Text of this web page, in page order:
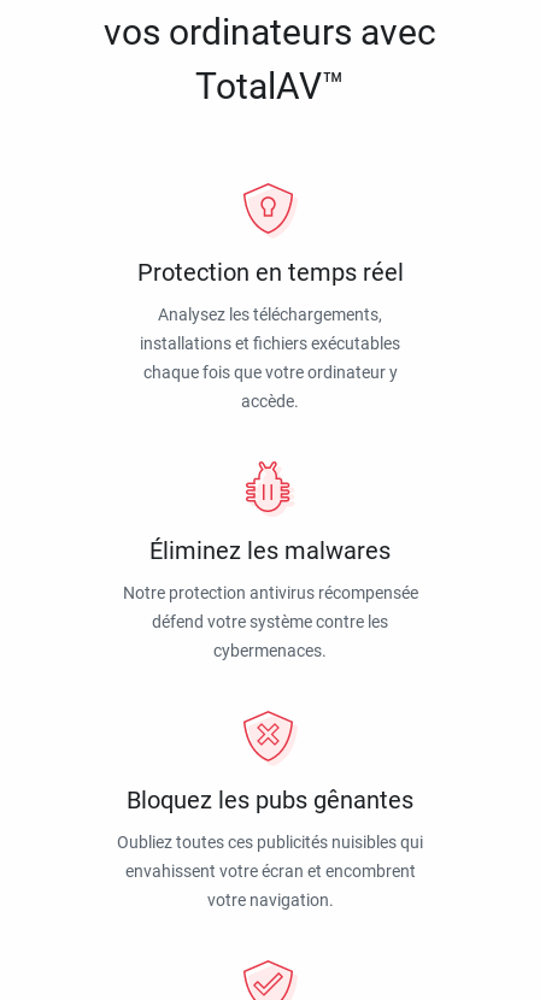
vos ordinateurs avec
TotalAV™
Protection en temps réel
Analysez les téléchargements,
installations et fichiers exécutables
chaque fois que votre ordinateur y
accède.
Éliminez les malwares
Notre protection antivirus récompensée
défend votre système contre les
cybermenaces.
Bloquez les pubs gênantes
Oubliez toutes ces publicités nuisibles qui
envahissent votre écran et encombrent
votre navigation.